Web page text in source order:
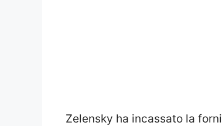
Zelensky ha incassato la